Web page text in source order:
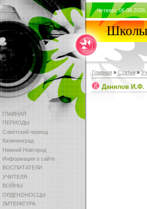
ГЛАВНАЯ
ПЕРИОДЫ
Советский период
Калининград
Нижний Новгород
Информация о сайте
ВОСПИТАТЕЛИ
УЧИТЕЛЯ
ВОЙНЫ
ОРДЕНОНОСЦЫ
ЛИТЕРАТУРА
Четверг,
Школы
Главная » Статьи »
Данилов И.Ф.